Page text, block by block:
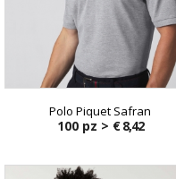
Polo Piquet Safran
100 pz > € 8,42